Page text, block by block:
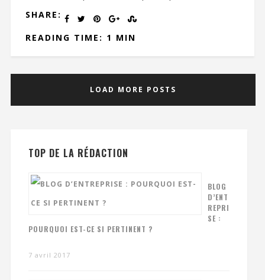
SHARE:
READING TIME: 1 MIN
LOAD MORE POSTS
TOP DE LA RÉDACTION
BLOG
D’ENT
REPRI
SE :
POURQUOI EST-CE SI PERTINENT ?
7 avril 2017